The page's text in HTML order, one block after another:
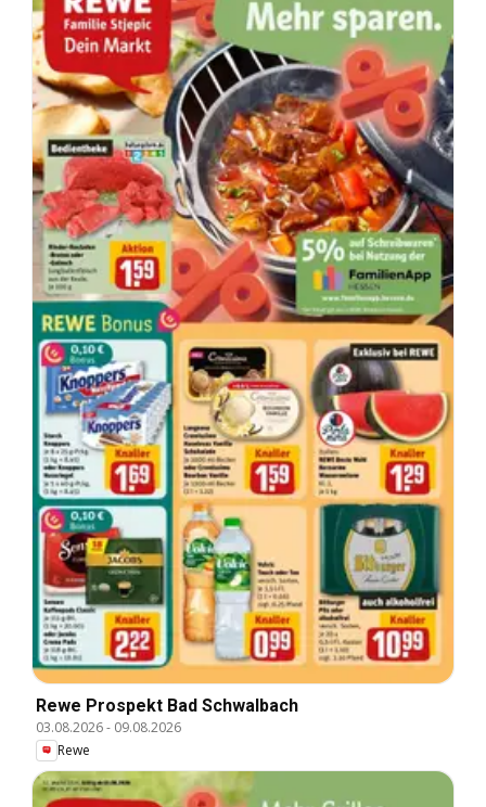
Rewe Prospekt Bad Schwalbach
03.08.2026- 09.08.2026
Rewe